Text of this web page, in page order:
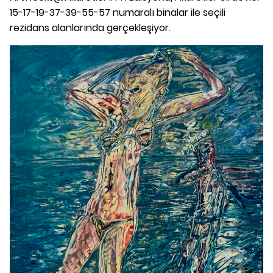
15-17-19-37-39-55-57 numaralı binalar ile seçili
rezidans alanlarında gerçekleşiyor.